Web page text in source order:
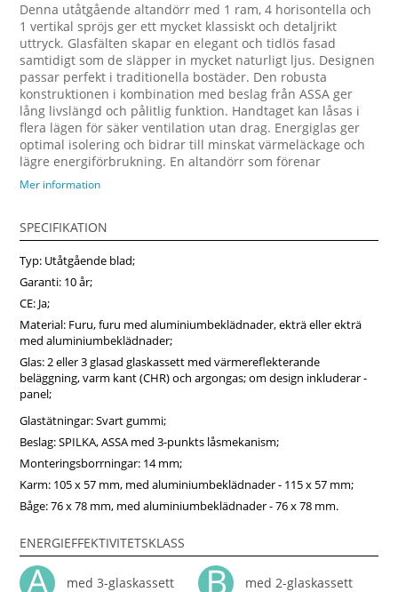
Denna utåtgående altandörr med 1 ram, 4 horisontella och
1 vertikal spröjs ger ett mycket klassiskt och detaljrikt
uttryck. Glasfälten skapar en elegant och tidlös fasad
samtidigt som de släpper in mycket naturligt ljus. Designen
passar perfekt i traditionella bostäder. Den robusta
konstruktionen i kombination med beslag från ASSA ger
lång livslängd och pålitlig funktion. Handtaget kan låsas i
flera lägen för säker ventilation utan drag. Energiglas ger
optimal isolering och bidrar till minskat värmeläckage och
lägre energiförbrukning. En altandörr som förenar
tradition, funktion och energieffektivitet. Beställ enkelt
Mer information
SPECIFIKATION
Typ: Utåtgående blad;
Garanti: 10 år;
CE: Ja;
Material: Furu, furu med aluminiumbeklädnader, ekträ eller ekträ
med aluminiumbeklädnader;
Glas: 2 eller 3 glasad glaskassett med värmereflekterande
beläggning, varm kant (CHR) och argongas; om design inkluderar -
panel;
Glastätningar: Svart gummi;
Beslag: SPILKA, ASSA med 3-punkts låsmekanism;
Monteringsborrningar: 14 mm;
Karm: 105 x 57 mm, med aluminiumbeklädnader - 115 x 57 mm;
Båge: 76 x 78 mm, med aluminiumbeklädnader - 76 x 78 mm.
ENERGIEFFEKTIVITETSKLASS
med 3-glaskassett med 2-glaskassett